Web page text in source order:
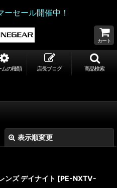
セール開催中！
カート
ムの種類 店長ブログ 商品検索
表示順変更
ンズ デイナイト [PE-NXTV-